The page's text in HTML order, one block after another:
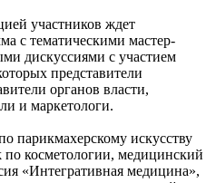
участников ждет
с тематическими мастер-
дискуссиями с участием
представители
органов власти,
и маркетологи.
парикмахерскому искусству
косметологии, медицинский
«Интегративная медицина»,